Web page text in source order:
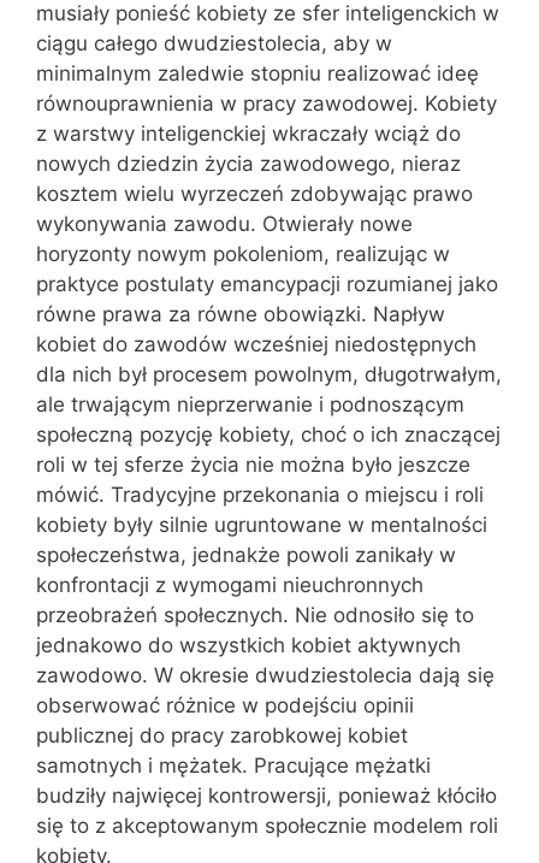
musiały ponieść kobiety ze sfer inteligenckich w
ciągu całego dwudziestolecia, aby w
minimalnym zaledwie stopniu realizować ideę
równouprawnienia w pracy zawodowej. Kobiety
z warstwy inteligenckiej wkraczały wciąż do
nowych dziedzin życia zawodowego, nieraz
kosztem wielu wyrzeczeń zdobywając prawo
wykonywania zawodu. Otwierały nowe
horyzonty nowym pokoleniom, realizując w
praktyce postulaty emancypacji rozumianej jako
równe prawa za równe obowiązki. Napływ
kobiet do zawodów wcześniej niedostępnych
dla nich był procesem powolnym, długotrwałym,
ale trwającym nieprzerwanie i podnoszącym
społeczną pozycję kobiety, choć o ich znaczącej
roli w tej sferze życia nie można było jeszcze
mówić. Tradycyjne przekonania o miejscu i roli
kobiety były silnie ugruntowane w mentalności
społeczeństwa, jednakże powoli zanikały w
konfrontacji z wymogami nieuchronnych
przeobrażeń społecznych. Nie odnosiło się to
jednakowo do wszystkich kobiet aktywnych
zawodowo. W okresie dwudziestolecia dają się
obserwować różnice w podejściu opinii
publicznej do pracy zarobkowej kobiet
samotnych i mężatek. Pracujące mężatki
budziły najwięcej kontrowersji, ponieważ kłóciło
się to z akceptowanym społecznie modelem roli
kobiety.